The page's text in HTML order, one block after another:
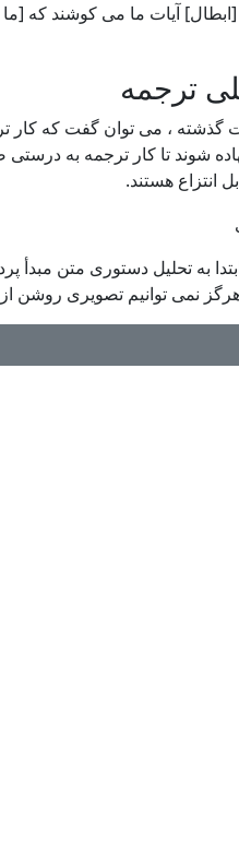
آیات ما می کوشند که [ما
ترجمه
گذشته ، می توان گفت که کار
شوند تا کار ترجمه به درستی
انتزاع هستند.
به تحلیل دستوری متن مبدأ
نمی توانیم تصویری روشن